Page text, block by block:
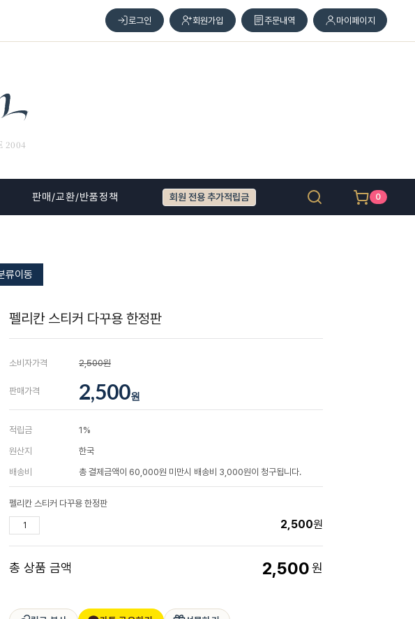
로그인 회원가입 주문내역 마이페이지
2004
판매/교환/반품정책 회원 전용 추가적립금 0
류이동
펠리칸 스티커 다꾸용 한정판
소비자가격 2,500원
판매가격 2,500원
적립금
1%
원산지
한국
배송비
총 결제금액이 60,000원 미만시 배송비 3,000원이 청구됩니다.
펠리칸 스티커 다꾸용 한정판
2,500원
총 상품 금액 2,500원